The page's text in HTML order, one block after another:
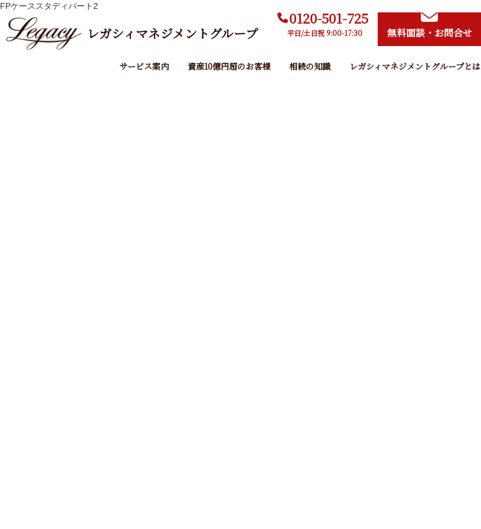
相続税の申告なら相続専門税理士法人レガシィ【公式】
レガシィマネジメントグループ
0120-501-725
平日/土日祝 9:00-17:30 無料面談・お問合せ
サービス案内 資産10億円超のお客様 相続の知識 レガシィマネジメントグループとは
月:1991年10月
FPケーススタディパート2